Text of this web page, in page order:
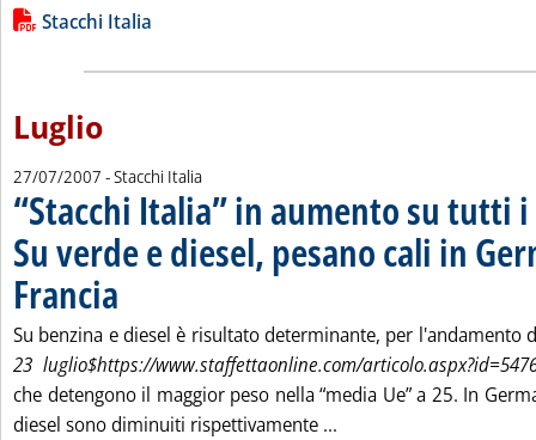
Leggi tutta la notizia: 'Gli "stacchi Italia" dalle "medie Ue"'
Lista allegati PDF alla notizia
Stacchi Italia
Luglio
27/07/2007 - Stacchi Italia
“Stacchi Italia” in aumento su tutti
Su verde e diesel, pesano cali in
Francia . Pubblicata venerdì 27 luglio 2007 alle 12.43.
Su benzina e diesel è risultato determinante, per l'andamento
23 luglio$https://www.staffettaonline.com/
che detengono il maggior peso nella “media Ue” a 25. In
diesel sono diminuiti rispettivamente ...